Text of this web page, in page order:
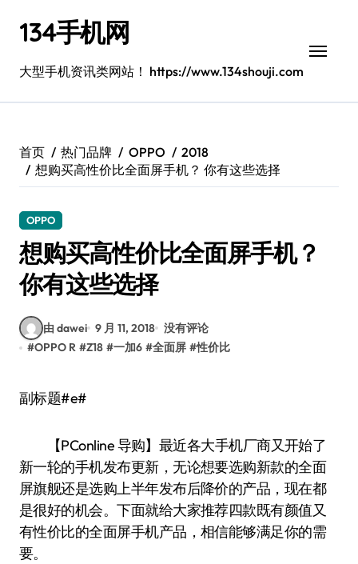
134手机网
大型手机资讯类网站！ https://www.134shouji.com
首页 热门品牌 OPPO
2018
想购买高性价比全面屏手机？ 你有这些选择
OPPO
想购买高性价比全面屏手机？
你有这些选择
由 dawei 9 月 11, 2018 没有评论
#OPPO R #Z18 #一加6 #全面屏 #性价比
副标题#e#
【PConline 导购】最近各大手机厂商又开始了
新一轮的手机发布更新，无论想要选购新款的全面
屏旗舰还是选购上半年发布后降价的产品，现在都
是很好的机会。下面就给大家推荐四款既有颜值又
有性价比的全面屏手机产品，相信能够满足你的需
要。